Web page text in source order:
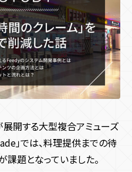
機能 AI機能
決済機能
ィングデータ取得
施策 店舗誘引 EC誘引
ン アプリキャンペーン
イン プログラミング
・旅行 インバウンド
資料
開する大型複合アミューズ
」では、料理提供までの待
題となっていました。